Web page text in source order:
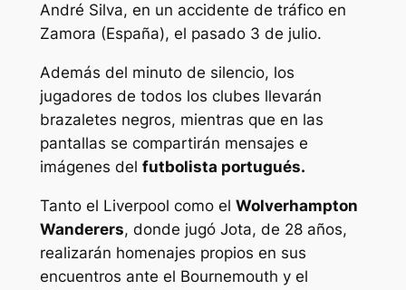
André Silva, en un accidente de tráfico en
Zamora (España), el pasado 3 de julio.
Además del minuto de silencio, los
jugadores de todos los clubes llevarán
brazaletes negros, mientras que en las
pantallas se compartirán mensajes e
imágenes del futbolista portugués.
Tanto el Liverpool como el Wolverhampton
Wanderers, donde jugó Jota, de 28 años,
realizarán homenajes propios en sus
encuentros ante el Bournemouth y el